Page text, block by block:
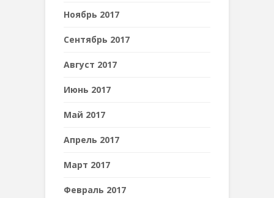
Ноябрь 2017
Сентябрь 2017
Август 2017
Июнь 2017
Май 2017
Апрель 2017
Март 2017
Февраль 2017